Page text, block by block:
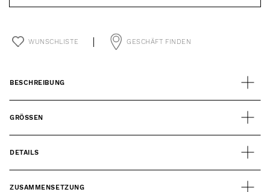
WUNSCHLISTE GESCHÄFT FINDEN
BESCHREIBUNG
GRÖSSEN
DETAILS
ZUSAMMENSETZUNG